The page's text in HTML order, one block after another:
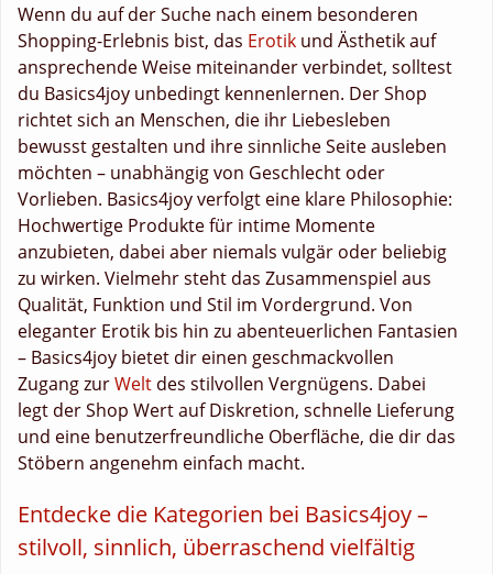
Wenn du auf der Suche nach einem besonderen
Shopping-Erlebnis bist, das Erotik und Ästhetik auf
ansprechende Weise miteinander verbindet, solltest
du Basics4joy unbedingt kennenlernen. Der Shop
richtet sich an Menschen, die ihr Liebesleben
bewusst gestalten und ihre sinnliche Seite ausleben
möchten – unabhängig von Geschlecht oder
Vorlieben. Basics4joy verfolgt eine klare Philosophie:
Hochwertige Produkte für intime Momente
anzubieten, dabei aber niemals vulgär oder beliebig
zu wirken. Vielmehr steht das Zusammenspiel aus
Qualität, Funktion und Stil im Vordergrund. Von
eleganter Erotik bis hin zu abenteuerlichen Fantasien
– Basics4joy bietet dir einen geschmackvollen
Zugang zurWelt des stilvollen Vergnügens. Dabei
legt der Shop Wert auf Diskretion, schnelle Lieferung
und eine benutzerfreundliche Oberfläche, die dir das
Stöbern angenehm einfach macht.
Entdecke die Kategorien bei Basics4joy –
stilvoll, sinnlich, überraschend vielfältig